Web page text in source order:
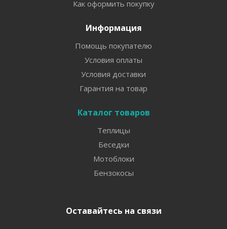
Как оформить покупку
Информация
Помощь покупателю
Условия оплаты
Условия доставки
Гарантия на товар
Каталог товаров
Теплицы
Беседки
Мотоблоки
Бензокосы
Оставайтесь на связи